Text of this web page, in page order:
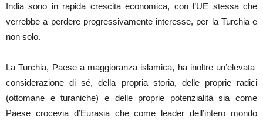
India sono in rapida crescita economica, con l’UE stessa che
verrebbe a perdere progressivamente interesse, per la Turchia e
non solo.
La Turchia, Paese a maggioranza islamica, ha inoltre un’elevata
considerazione di sé, della propria storia, delle proprie radici
(ottomane e turaniche) e delle proprie potenzialità sia come
Paese crocevia d’Eurasia che come leader dell’intero mondo